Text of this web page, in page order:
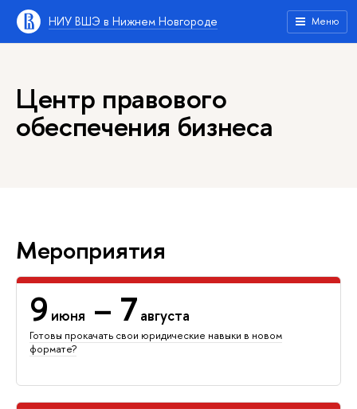
НИУ ВШЭ в Нижнем Новгороде Меню
Центр правового
обеспечения бизнеса
Мероприятия
9 июня – 7 августа
Готовы прокачать свои юридические навыки в новом
формате?